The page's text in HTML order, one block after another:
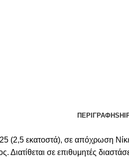
ΠΕΡΙΓΡΑΦΉ
(2,5 εκατοστά), σε απόχρωση
Διατίθεται σε επιθυμητές